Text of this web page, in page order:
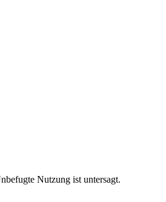
Nutzung ist untersagt.